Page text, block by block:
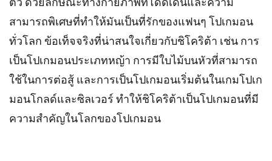
สามารถพิเศษที่ทำให้มันเป็นที่รักของแฟนๆ โปเกมอน
ทั่วโลก ข้อเท็จจริงที่น่าสนใจเกี่ยวกับชิโคริต้า เช่น การ
เป็นโปเกมอนประเภทหญ้า การมีใบไม้บนหัวที่สามารถ
ใช้ในการต่อสู้ และการเป็นโปเกมอนเริ่มต้นในเกมโปเก
มอนโกลด์และซิลเวอร์ ทำให้ชิโคริต้าเป็นโปเกมอนที่มี
ความสำคัญในโลกของโปเกมอน